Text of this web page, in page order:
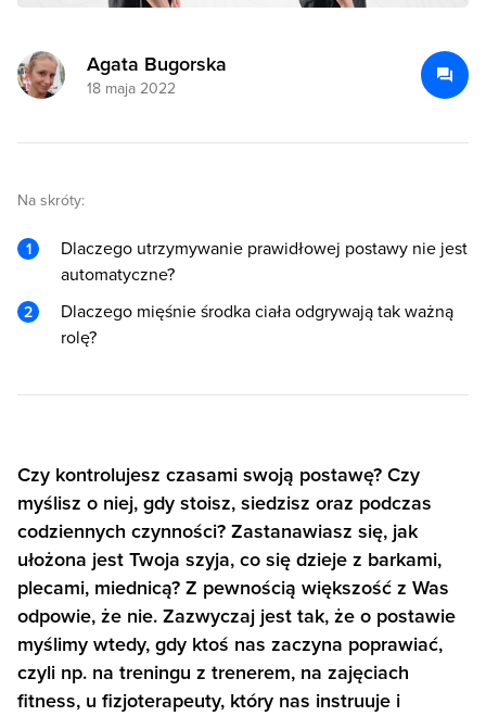
Agata Bugorska
18 maja 2022
Na skróty:
Dlaczego utrzymywanie prawidłowej postawy nie jest
automatyczne?
Dlaczego mięśnie środka ciała odgrywają tak ważną
rolę?
Czy kontrolujesz czasami swoją postawę? Czy
myślisz o niej, gdy stoisz, siedzisz oraz podczas
codziennych czynności? Zastanawiasz się, jak
ułożona jest Twoja szyja, co się dzieje z barkami,
plecami, miednicą? Z pewnością większość z Was
odpowie, że nie. Zazwyczaj jest tak, że o postawie
myślimy wtedy, gdy ktoś nas zaczyna poprawiać,
czyli np. na treningu z trenerem, na zajęciach
fitness, u fizjoterapeuty, który nas instruuje i